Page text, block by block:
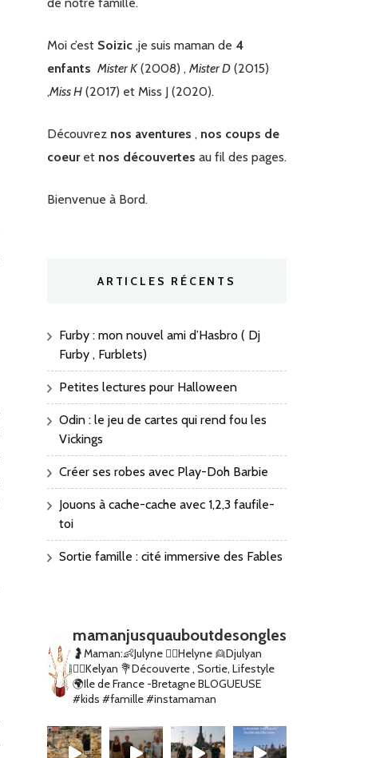
Moi c’est Soizic ,je suis maman de 4
enfants Mister K(2008) , Mister D (2015)
,Miss H (2017) et Miss J (2020).
Découvrez nos aventures , nos coups de
coeuret nos découvertes au fil des pages.
Bienvenue à Bord.
ARTICLES RÉCENTS
Furby : mon nouvel ami d’Hasbro ( Dj
Furby , Furblets)
Petites lectures pour Halloween
Odin : le jeu de cartes qui rend fou les
Vickings
Créer ses robes avec Play-Doh Barbie
Jouons à cache-cache avec 1,2,3 faufile-
toi
Sortie famille : cité immersive des Fables
mamanjusquauboutdesongles
🤰Maman:👶Julyne 👱‍♀️Helyne 👱Djulyan
👱‍♂️Kelyan 💐Découverte , Sortie, Lifestyle
🌍Ile de France -BretagneBLOGUEUSE
#kids #famille #instamaman